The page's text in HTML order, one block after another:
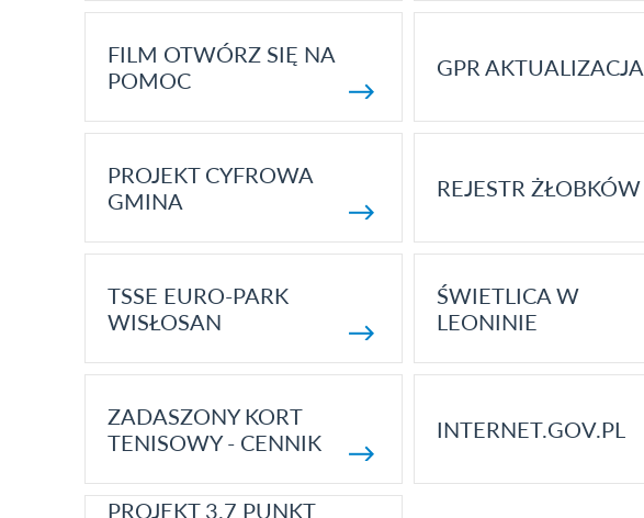
FILM OTWÓRZ SIĘ NA
POMOC
GPR AKTUALIZACJA
PROJEKT CYFROWA
GMINA
REJESTR ŻŁOBKÓW
TSSE EURO-PARK
WISŁOSAN
ŚWIETLICA W
LEONINIE
ZADASZONY KORT
TENISOWY - CENNIK
INTERNET.GOV.PL
PROJEKT 3.7 PUNKT